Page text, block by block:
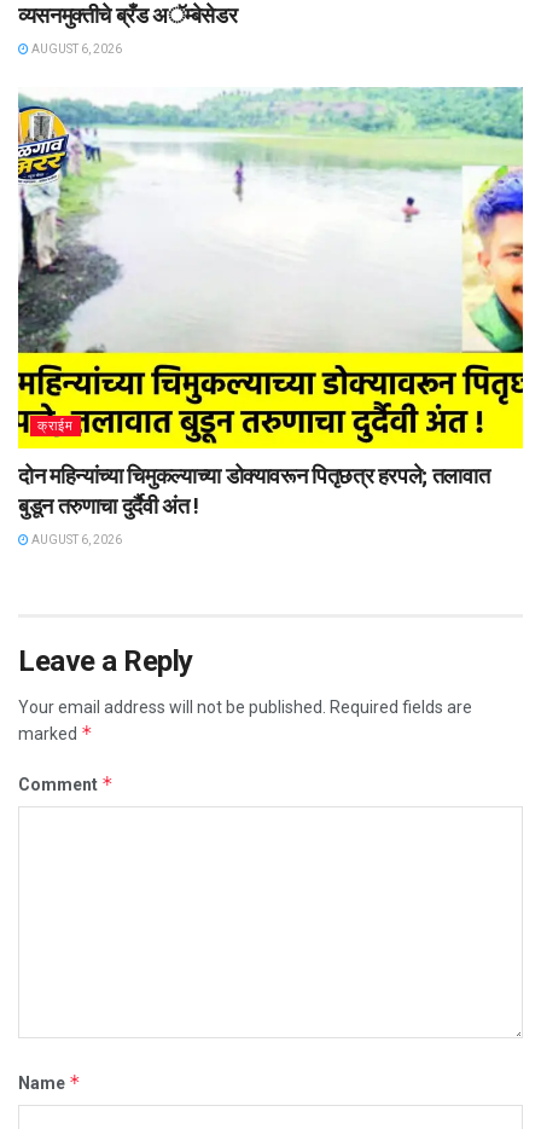
व्यसनमुक्तीचे ब्रँड अॅम्बेसेडर
AUGUST 6, 2026
क्राईम
दोन महिन्यांच्या चिमुकल्याच्या डोक्यावरून पितृछत्र हरपले; तलावात
बुडून तरुणाचा दुर्दैवी अंत !
AUGUST 6, 2026
Leave a Reply
Your email address will not be published.
Required fields are
marked *
Comment *
Name *